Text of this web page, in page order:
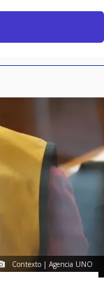
Contexto | Agencia UNO